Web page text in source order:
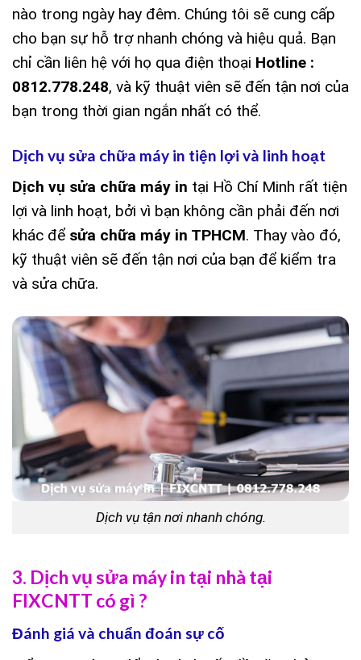
nào trong ngày hay đêm. Chúng tôi sẽ cung cấp
cho bạn sự hỗ trợ nhanh chóng và hiệu quả. Bạn
chỉ cần liên hệ với họ qua điện thoại Hotline :
0812.778.248, và kỹ thuật viên sẽ đến tận nơi của
bạn trong thời gian ngắn nhất có thể.
Dịch vụ sửa chữa máy in tiện lợi và linh hoạt
Dịch vụ sửa chữa máy in tại Hồ Chí Minh rất tiện
lợi và linh hoạt, bởi vì bạn không cần phải đến nơi
khác để sửa chữa máy in TPHCM. Thay vào đó,
kỹ thuật viên sẽ đến tận nơi của bạn để kiểm tra
và sửa chữa.
Dịch vụ tận nơi nhanh chóng.
3. Dịch vụ sửa máy in tại nhà tại
FIXCNTT có gì ?
Đánh giá và chuẩn đoán sự cố